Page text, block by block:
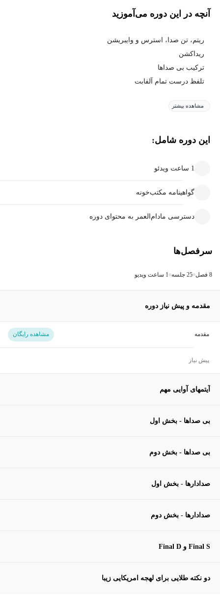
آنچه در این دوره می‌آموزید
ریتم، تن صدا، استرس و وایبریشن
ریداکشن
ترکیب بی صداها
تلفظ درست تمام آلفابت
مشاهده بیشتر
این دوره شامل:
1 ساعت ویدئو
گواهینامه مکتب‌خونه
دسترسی مادام‌العمر به محتوای دوره
سرفصل‌ها
8 فصل 25 جلسه 1 ساعت ویدیو
مقدمه و پیش نیاز دوره
مقدمه مشاهده رایگان
پیش نیاز
آیتمهای آوایی مهم
بی صداها - بخش اول
بی صداها - بخش دوم
صدادارها - بخش اول
صدادارها - بخش دوم
Final S و Final D
دو نکته طلایی برای لهجه امریکایی زیبا